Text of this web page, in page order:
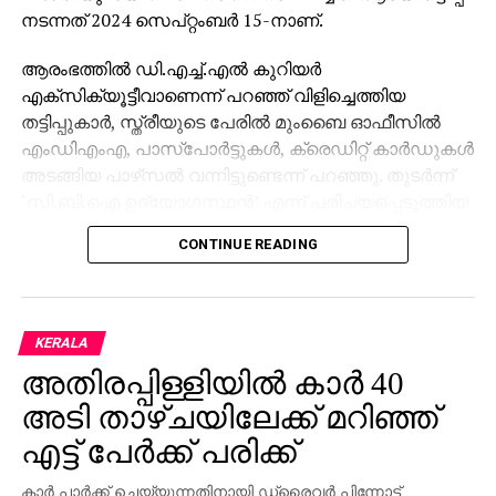
നടന്നത് 2024 സെപ്റ്റംബര്‍ 15-നാണ്.
ആരംഭത്തില്‍ ഡി.എച്ച്.എല്‍ കുറിയര്‍
എക്‌സിക്യൂട്ടീവാണെന്ന് പറഞ്ഞ് വിളിച്ചെത്തിയ
തട്ടിപ്പുകാര്‍, സ്ത്രീയുടെ പേരില്‍ മുംബൈ ഓഫീസില്‍
എംഡിഎംഎ, പാസ്പോര്‍ട്ടുകള്‍, ക്രെഡിറ്റ് കാര്‍ഡുകള്‍
അടങ്ങിയ പാഴ്‌സല്‍ വന്നിട്ടുണ്ടെന്ന് പറഞ്ഞു. തുടര്‍ന്ന്
മറ്റൊരാള്‍ ഭീഷണിപ്പെടുത്തി. അറസ്റ്റ് ചെയ്യുമെന്ന
ഭീഷണിക്കിടെ നിരപരാധിത്വം തെളിയിക്കാന്‍ സ്ത്രീയെ
ചെയ്തു.
മകന്റെ വിവാഹം അടുത്തുള്ളതിനാല്‍ ഭീതിയില്‍പ്പെട്ട
അവര്‍ തട്ടിപ്പുകാരുടെ നിര്‍ദ്ദേശം അനുസരിക്കേണ്ടി
വന്നു. ‘ജാമ്യം’ എന്ന പേരില്‍ ആദ്യം രണ്ട് കോടി
രൂപയും തുടര്‍ന്ന് ബാങ്ക് അക്കൗണ്ടുകളില്‍ നിന്നുളള
മുഴുവന്‍ പണവും, സ്ഥിര നിക്ഷേപം ഉള്‍പ്പെടെ,
CONTINUE READING
KERALA
അതിരപ്പിള്ളിയില്‍ കാര്‍ 40
അടി താഴ്ചയിലേക്ക് മറിഞ്ഞ്
എട്ട് പേര്‍ക്ക് പരിക്ക്
കാര്‍ പാര്‍ക്ക് ചെയ്യുന്നതിനായി ഡ്രൈവര്‍ പിന്നോട്ട്